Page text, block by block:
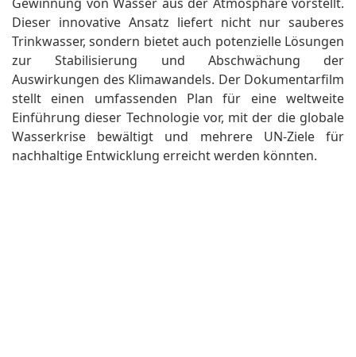
Dieser innovative Ansatz liefert nicht nur sauberes
Trinkwasser, sondern bietet auch potenzielle Lösungen
zur Stabilisierung und Abschwächung der
Auswirkungen des Klimawandels. Der Dokumentarfilm
stellt einen umfassenden Plan für eine weltweite
Einführung dieser Technologie vor, mit der die globale
Wasserkrise bewältigt und mehrere UN-Ziele für
nachhaltige Entwicklung erreicht werden könnten.